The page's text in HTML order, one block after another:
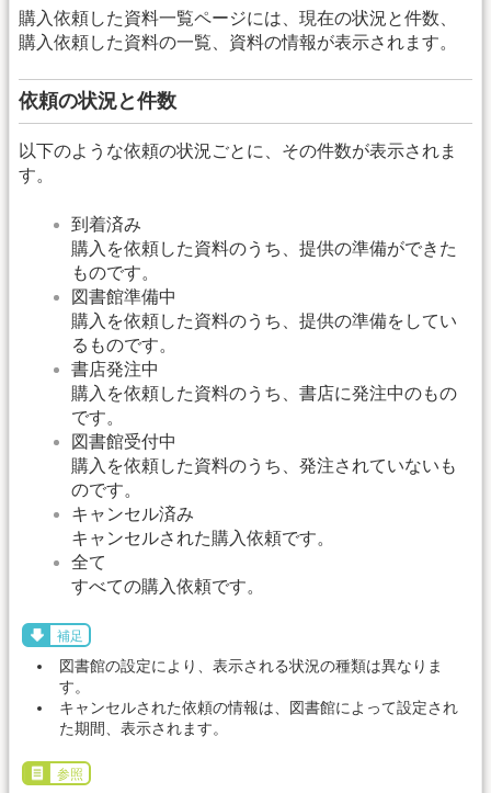
購入依頼した資料一覧ページには、現在の状況と件数、
購入依頼した資料の一覧、資料の情報が表示されます。
依頼の状況と件数
以下のような依頼の状況ごとに、その件数が表示されま
す。
到着済み
購入を依頼した資料のうち、提供の準備ができた
ものです。
図書館準備中
購入を依頼した資料のうち、提供の準備をしてい
るものです。
書店発注中
購入を依頼した資料のうち、書店に発注中のもの
です。
図書館受付中
購入を依頼した資料のうち、発注されていないも
のです。
キャンセル済み
キャンセルされた購入依頼です。
全て
すべての購入依頼です。
補足
図書館の設定により、表示される状況の種類は異なりま
す。
キャンセルされた依頼の情報は、図書館によって設定され
た期間、表示されます。
参照